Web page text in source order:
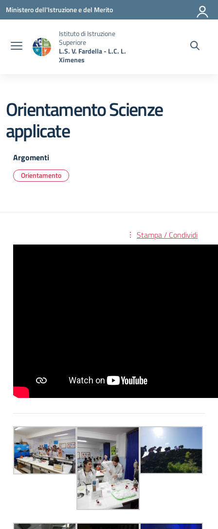
Vai ai contenuti
Vai al menu di navigazione
Vai al footer
Ministero dell'Istruzione e del Merito
Istituto di Istruzione
Superiore
L.S. V. Fardella - L.C. L.
Ximenes
Orientamento Scienze
applicate
Argomenti
Orientamento
Stampa / Condividi